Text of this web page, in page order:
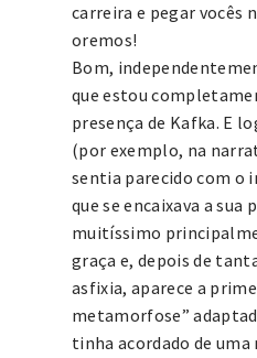
carreira e pegar vocês
oremos!
Bom,
que estou
presença de Kafka. E
(por exemplo, na
sentia parecido com o
que se encaixava a
muitíssimo
graça e, depois de
asfixia, aparece a
metamorfose”
tinha acordado de